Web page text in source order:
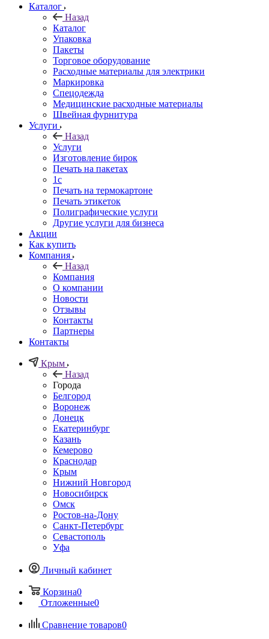
Каталог
Назад
Каталог
Упаковка
Пакеты
Торговое оборудование
Расходные материалы для электрики
Маркировка
Спецодежда
Медицинские расходные материалы
Швейная фурнитура
Услуги
Назад
Услуги
Изготовление бирок
Печать на пакетах
1c
Печать на термокартоне
Печать этикеток
Полиграфические услуги
Другие услуги для бизнеса
Акции
Как купить
Компания
Назад
Компания
О компании
Новости
Отзывы
Контакты
Партнеры
Контакты
Крым
Назад
Города
Белгород
Воронеж
Донецк
Екатеринбург
Казань
Кемерово
Краснодар
Крым
Нижний Новгород
Новосибирск
Омск
Ростов-на-Дону
Санкт-Петербург
Севастополь
Уфа
Личный кабинет
Корзина0
Отложенные0
Сравнение товаров0